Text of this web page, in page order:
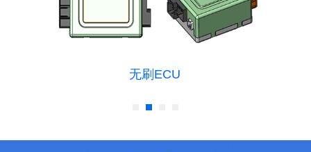
无刷ECU